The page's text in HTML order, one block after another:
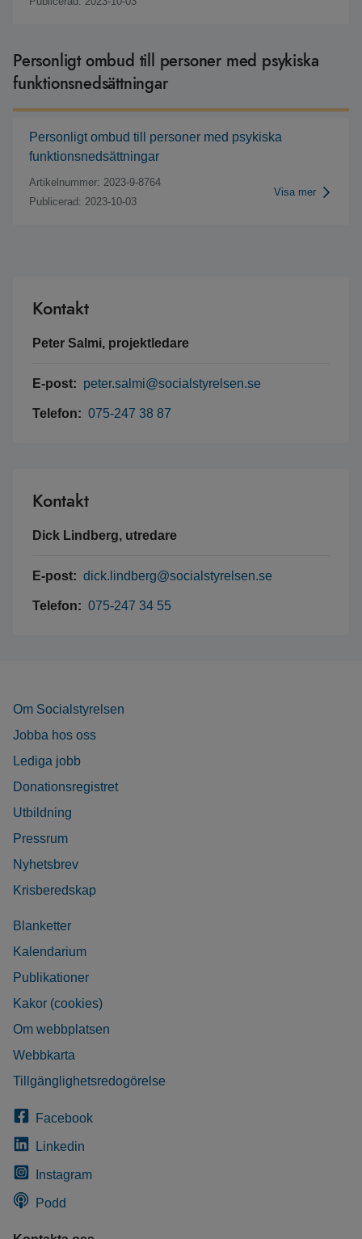
Personligt ombud till personer med psykiska
funktionsnedsättningar
Personligt ombud till personer med psykiska
funktionsnedsättningar
Artikelnummer: 2023-9-8764
Publicerad: 2023-10-03
Visa mer
Kontakt
Peter Salmi, projektledare
E-post: peter.salmi@socialstyrelsen.se
Telefon: 075-247 38 87
Kontakt
Dick Lindberg, utredare
E-post: dick.lindberg@socialstyrelsen.se
Telefon: 075-247 34 55
Om Socialstyrelsen
Jobba hos oss
Lediga jobb
Donationsregistret
Utbildning
Pressrum
Nyhetsbrev
Krisberedskap
Blanketter
Kalendarium
Publikationer
Kakor (cookies)
Om webbplatsen
Webbkarta
Tillgänglighetsredogörelse
Facebook
Linkedin
Instagram
Podd